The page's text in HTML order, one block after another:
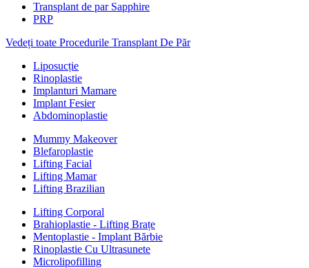
Transplant de par Sapphire
PRP
Vedeți toate Procedurile Transplant De Păr
Liposucție
Rinoplastie
Implanturi Mamare
Implant Fesier
Abdominoplastie
Mummy Makeover
Blefaroplastie
Lifting Facial
Lifting Mamar
Lifting Brazilian
Lifting Corporal
Brahioplastie - Lifting Brațe
Mentoplastie - Implant Bărbie
Rinoplastie Cu Ultrasunete
Microlipofilling